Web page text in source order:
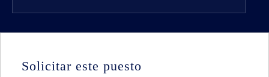
Solicitar este puesto